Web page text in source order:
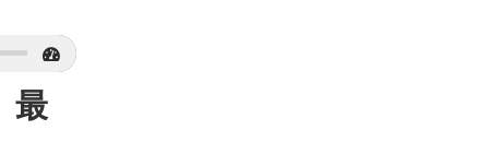
最